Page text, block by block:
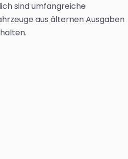
sind umfangreiche
aus älternen Ausgaben